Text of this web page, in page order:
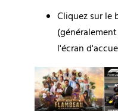
Cliquez sur le
l'écran